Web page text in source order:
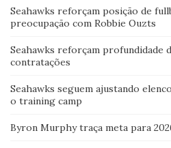
Seahawks reforçam posição de
preocupação com Robbie Ouzts
Seahawks reforçam profundidade
contratações
Seahawks seguem ajustando
o training camp
Byron Murphy traça meta para